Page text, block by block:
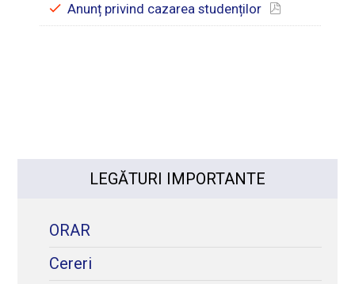
Anunț privind cazarea studenților
LEGĂTURI IMPORTANTE
ORAR
Cereri